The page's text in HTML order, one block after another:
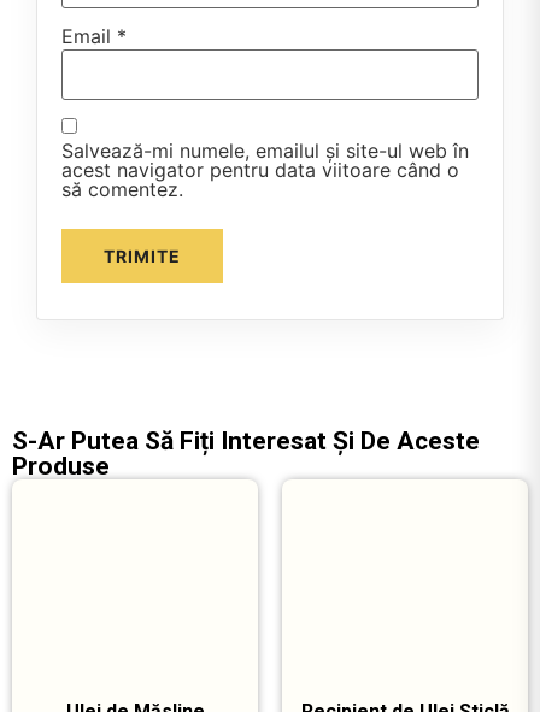
Email *
Salvează-mi numele, emailul și site-ul web în
acest navigator pentru data viitoare când o
să comentez.
S-Ar Putea Să Fiți Interesat Și De Aceste
Produse